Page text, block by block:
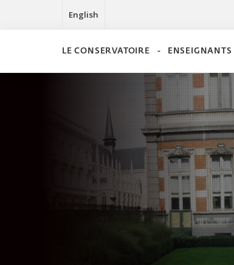
English
LE CONSERVATOIRE ENSEIGNANTS